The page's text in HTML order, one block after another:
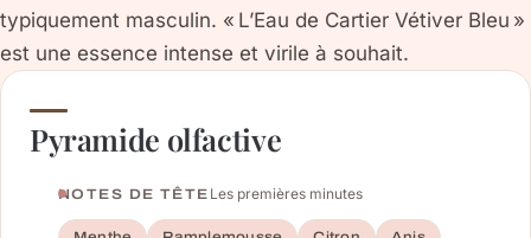
typiquement masculin. « L’Eau de Cartier Vétiver Bleu »
est une essence intense et virile à souhait.
Pyramide olfactive
NOTES DE TÊTE Les premières minutes